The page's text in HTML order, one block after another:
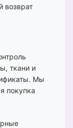
возврат
ткани и
Мы
покупка